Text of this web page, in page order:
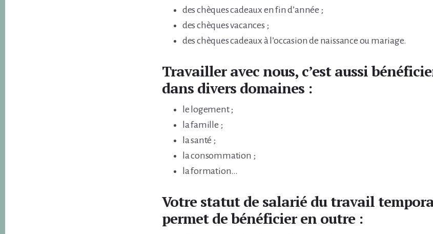
des chèques cadeaux en fin d’année ;
des chèques vacances ;
des chèques cadeaux à l’occasion de naissance ou mariage.
Travailler avec nous, c’est aussi
dans divers domaines :
le logement ;
la famille ;
la santé ;
la consommation ;
la formation…
Votre statut de salarié du travail
permet de bénéficier en outre :